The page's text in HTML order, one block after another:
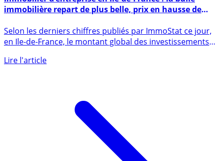
Immobilier d’entreprise en Ile-de-France : la bulle
+5% sur T1 2019
Selon les derniers chiffres publiés par ImmoStat ce jour,
en Ile-de-France, le montant global des investissements
en (...)